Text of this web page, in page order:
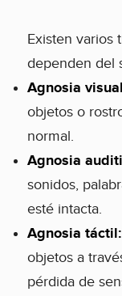
Existen varios
dependen del
Agnosia
objetos o
normal.
Agnosia
sonidos,
esté intacta.
Agnosia táctil:
objetos a
pérdida de